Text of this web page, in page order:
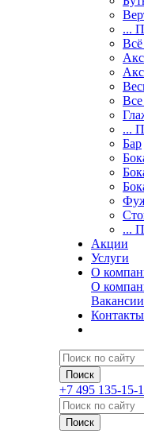
...
...
Бар
...
Акции
Услуги
О
О
Вакансии
Контакты
+7 495 135-15-